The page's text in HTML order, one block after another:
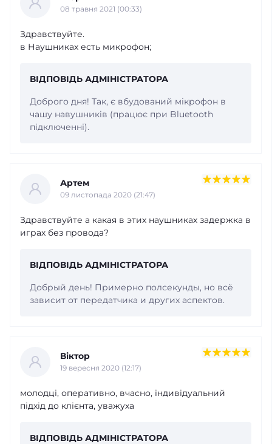
08 травня 2021 (00:33)
Здравствуйте.
в Наушниках есть микрофон;
ВІДПОВІДЬ АДМІНІСТРАТОРА
Доброго дня! Так, є вбудований мікрофон в
чашу навушників (працює при Bluetooth
підключенні).
Артем
09 листопада 2020 (21:47)
Здравствуйте а какая в этих наушниках задержка в
играх без провода?
ВІДПОВІДЬ АДМІНІСТРАТОРА
Добрый день! Примерно полсекунды, но всё
зависит от передатчика и других аспектов.
Віктор
19 вересня 2020 (12:17)
молодці, оперативно, вчасно, індивідуальний
підхід до клієнта, уважуха
ВІДПОВІДЬ АДМІНІСТРАТОРА